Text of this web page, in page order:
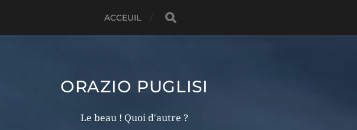
ACCEUIL
ORAZIO PUGLISI
Le beau ! Quoi d'autre ?